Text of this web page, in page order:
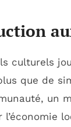
culturels
que de
un
l’économie